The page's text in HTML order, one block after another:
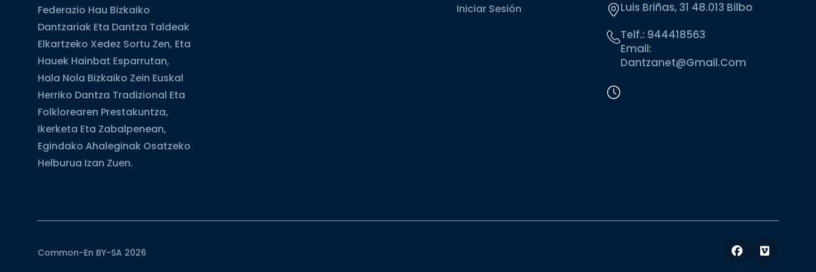
Federazio Hau Bizkaiko
Dantzariak Eta Dantza Taldeak
Elkartzeko Xedez Sortu Zen, Eta
Hauek Hainbat Esparrutan,
Hala Nola Bizkaiko Zein Euskal
Herriko Dantza Tradizional Eta
Folklorearen Prestakuntza,
Ikerketa Eta Zabalpenean,
Egindako Ahaleginak Osatzeko
Helburua Izan Zuen.
Iniciar Sesión
Luis Briñas, 31 48.013 Bilbo
Telf.: 944418563
Email:
Dantzanet@gmail.com
Common-En BY-SA 2026 Facebook
Vimeo